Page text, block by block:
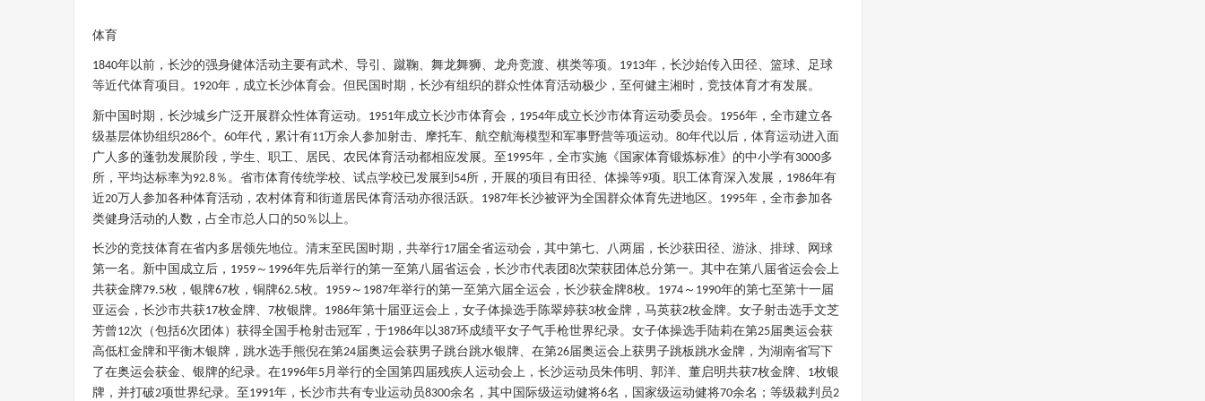
体育
1840年以前，长沙的强身健体活动主要有武术、导引、蹴鞠、舞龙舞狮、龙舟竞渡、棋类等项。 1913年，长沙始传入田径、篮球、足球
等近代体育项目。 1920年，成立长沙体育会。但民国时期，长沙有组织的群众性体育活动极少，至何健主湘时，竞技体育才有发展。
新中国时期，长沙城乡广泛开展群众性体育运动。 1951年成立长沙市体育会， 1954年成立长沙市体育运动委员会。 1956年，全市建立各
级基层体协组织286个。 60年代，累计有11万余人参加射击、摩托车、航空航海模型和军事野营等项运动。 80年代以后，体育运动进入面
广人多的蓬勃发展阶段，学生、职工、居民、农民体育活动都相应发展。至1995年，全市实施《国家体育锻炼标准》的中小学有3000多
所，平均达标率为92.8％。省市体育传统学校、试点学校已发展到 54所，开展的项目有田径、体操等9项。职工体育深入发展， 1986年有
近20万人参加各种体育活动，农村体育和街道居民体育活动亦很活跃。 1987年长沙被评为全国群众体育先进地区。 1995年，全市参加各
类健身活动的人数，占全市总人口的50％以上。
长沙的竞技体育在省内多居领先地位。清末至民国时期，共举行17届全省运动会，其中第七、八两届，长沙获田径、游泳、排球、网球
第一名。新中国成立后， 1959 ～ 1996年先后举行的第一至第八届省运会，长沙市代表团 8次荣获团体总分第一。其中在第八届省运会会上
共获金牌79.5枚，银牌67枚，铜牌62.5枚。 1959 ～ 1987年举行的第一至第六届全运会，长沙获金牌8枚。 1974 ～ 1990年的第七至第十一届
亚运会，长沙市共获17枚金牌、 7枚银牌。 1986年第十届亚运会上，女子体操选手陈翠婷获3枚金牌，马英获2枚金牌。女子射击选手文芝
芳曾 12次（包括6次团体）获得全国手枪射击冠军，于1986年以387环成绩平女子气手枪世界纪录。女子体操选手陆莉在第25届奥运会获
高低杠金牌和平衡木银牌，跳水选手熊倪在第24届奥运会获男子跳台跳水银牌、在第26届奥运会上获男子跳板跳水金牌，为湖南省写下
了在奥运会获金、银牌的纪录。在1996年5月举行的全国第四届残疾人运动会上，长沙运动员朱伟明、郭洋、董启明共获7枚金牌、 1枚银
牌，并打破2项世界纪录。至 1991年，长沙市共有专业运动员8300余名，其中国际级运动健将6名，国家级运动健将70余名；等级裁判员2